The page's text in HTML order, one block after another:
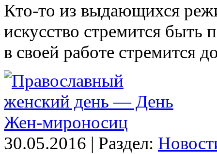
Кто-то из выдающихся
искусство стремится
в своей работе стремится
30.05.2016 | Раздел: